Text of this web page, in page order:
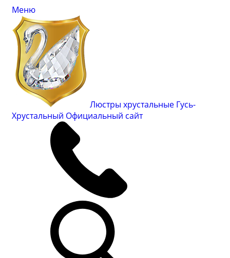
Меню
Люстры хрустальные Гусь-
Хрустальный Официальный сайт